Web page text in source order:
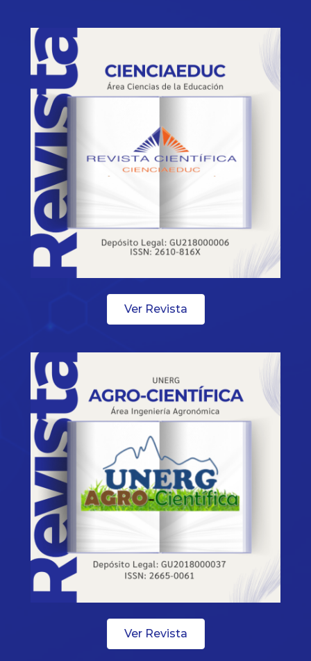
Ver Revista
Ver Revista